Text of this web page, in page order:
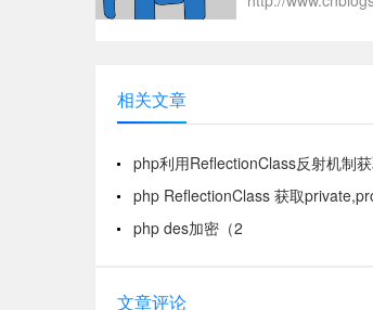
相关文章
php利用ReflectionClass反射机制
php ReflectionClass 获取
php des加密（2
文章评论